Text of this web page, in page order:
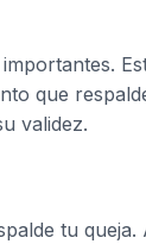
que
validez.
tu queja.